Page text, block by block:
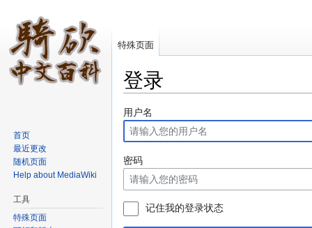
登录
用户名
密码
记住我的登录状态
特殊页面
首页
最近更改
随机页面
Help about MediaWiki
工具
特殊页面